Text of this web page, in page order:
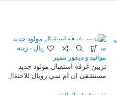
تزيين غرفة استقبال مولود جديد
مستشفى ان ام سي رويال للاحتفال